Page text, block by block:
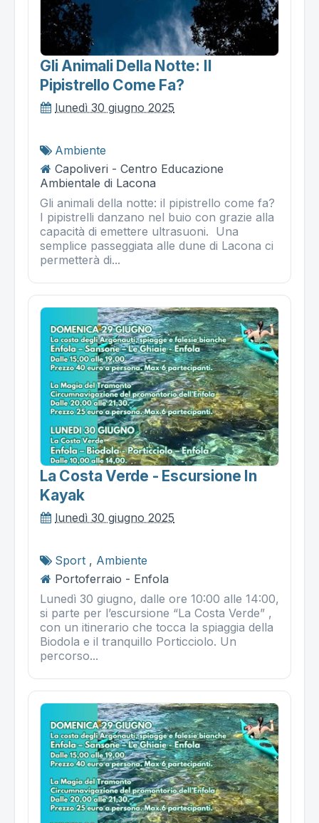
Gli Animali Della Notte: Il
Pipistrello Come Fa?
lunedì 30 giugno 2025
Ambiente
Capoliveri - Centro Educazione
Ambientale di Lacona
Gli animali della notte: il pipistrello come fa?
I pipistrelli danzano nel buio con grazie alla
capacità di emettere ultrasuoni. Una
semplice passeggiata alle dune di Lacona ci
permetterà di...
La Costa Verde - Escursione In
Kayak
lunedì 30 giugno 2025
Sport , Ambiente
Portoferraio - Enfola
Lunedì 30 giugno, dalle ore 10:00 alle 14:00,
si parte per l’escursione “La Costa Verde” ,
con un itinerario che tocca la spiaggia della
Biodola e il tranquillo Porticciolo. Un
percorso...